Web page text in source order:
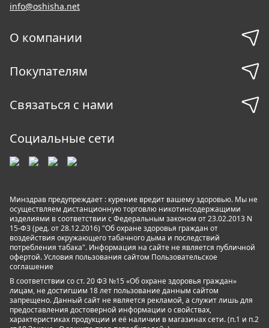
info@oshisha.net
О компании
Покупателям
Связаться с нами
Социальные сети
Минздрав предупреждает : курение вредит вашему здоровью. Мы не
осуществляем дистанционную торговлю никотинсодержащими
изделиями в соответствии с Федеральным законом от 23.02.2013 N
15-ФЗ (ред. от 28.12.2016) "Об охране здоровья граждан от
воздействия окружающего табачного дыма и последствий
потребления табака". Информация на сайте не является публичной
офертой. Условия пользования сайтом Пользовательское
соглашение
В соответствии со ст. 20 ФЗ №15 «Об охране здоровья граждан»
лицам, не достигшим 18 лет пользование данным сайтом
запрещено. Данный сайт не является рекламой, а служит лишь для
предоставления достоверной информации о свойствах,
характеристиках продукции и её наличии в магазинах сети. (п.1 и п.2